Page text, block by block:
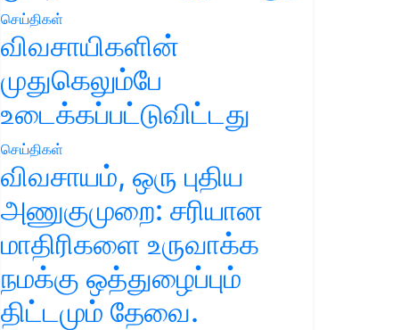
செய்திகள்
விவசாயிகளின்
முதுகெலும்பே
உடைக்கப்பட்டுவிட்டது
செய்திகள்
விவசாயம், ஒரு புதிய
அணுகுமுறை: சரியான
மாதிரிகளை உருவாக்க
நமக்கு ஒத்துழைப்பும்
திட்டமும் தேவை.